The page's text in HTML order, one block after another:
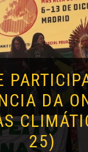
DA
25)